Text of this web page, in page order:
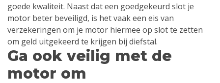
goede kwaliteit. Naast dat een goedgekeurd slot je
motor beter beveiligd, is het vaak een eis van
verzekeringen om je motor hiermee op slot te zetten
om geld uitgekeerd te krijgen bij diefstal.
Ga ook veilig met de
motor om